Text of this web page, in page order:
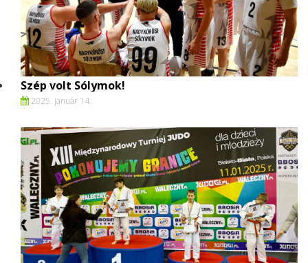
Szép volt Sólymok!
2025. január 14.